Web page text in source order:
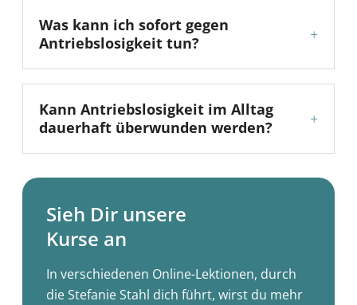
Was kann ich sofort gegen
Antriebslosigkeit tun?
+
Kann Antriebslosigkeit im Alltag
dauerhaft überwunden werden?
+
Sieh Dir unsere
Kurse an
In verschiedenen Online-Lektionen, durch
die Stefanie Stahl dich führt, wirst du mehr